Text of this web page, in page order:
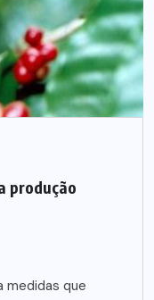
produção
medidas que